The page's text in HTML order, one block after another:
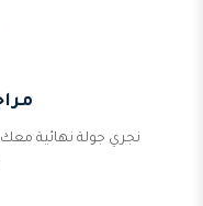
نجري جولة نهائية